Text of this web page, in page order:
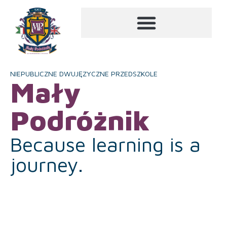
NIEPUBLICZNE DWUJĘZYCZNE PRZEDSZKOLE
Mały
Podróżnik
Because learning is a
journey.